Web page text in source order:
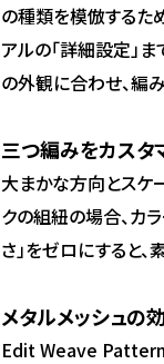
の種類を模倣するた
アルの「詳細設定」
の外観に合わせ、編
三つ編みをカスタ
大まかな方向とスケ
クの組紐の場合、カ
さ」をゼロにすると、
メタルメッシュの
Edit Weave Pattern